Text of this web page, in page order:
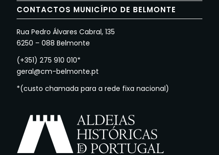
CONTACTOS MUNICÍPIO DE BELMONTE
Rua Pedro Álvares Cabral, 135
6250 – 088 Belmonte
(+351) 275 910 010*
geral@cm-belmonte.pt
*(custo chamada para a rede fixa nacional)